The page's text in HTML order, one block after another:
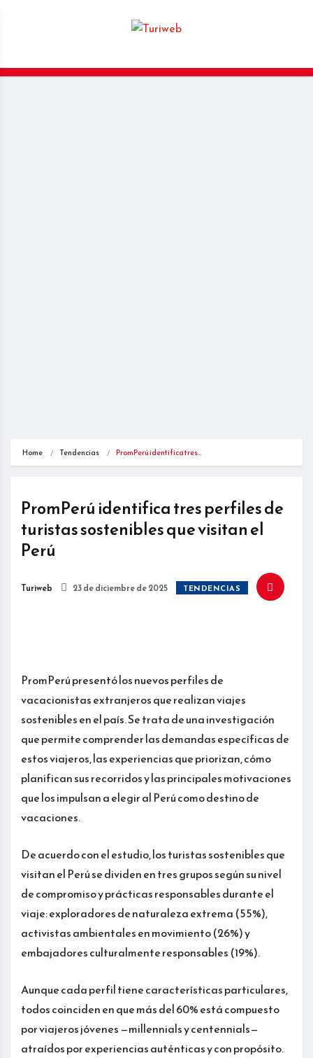
Home Tendencias PromPerú identifica tres…
PromPerú identifica tres perfiles de
turistas sostenibles que visitan el
Perú
Turiweb 23 de diciembre de 2025 TENDENCIAS
PromPerú presentó los nuevos perfiles de
vacacionistas extranjeros que realizan viajes
sostenibles en el país. Se trata de una investigación
que permite comprender las demandas específicas de
estos viajeros, las experiencias que priorizan, cómo
planifican sus recorridos y las principales motivaciones
que los impulsan a elegir al Perú como destino de
vacaciones.
De acuerdo con el estudio, los turistas sostenibles que
visitan el Perú se dividen en tres grupos según su nivel
de compromiso y prácticas responsables durante el
viaje: exploradores de naturaleza extrema (55%),
activistas ambientales en movimiento (26%) y
embajadores culturalmente responsables (19%).
Aunque cada perfil tiene características particulares,
todos coinciden en que más del 60% está compuesto
por viajeros jóvenes —millennials y centennials—
atraídos por experiencias auténticas y con propósito.